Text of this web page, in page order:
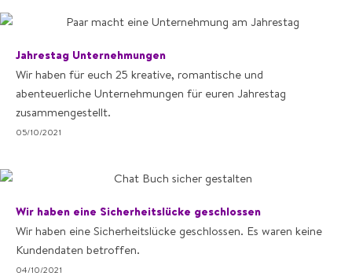
Jahrestag Unternehmungen
Wir haben für euch 25 kreative, romantische und
abenteuerliche Unternehmungen für euren Jahrestag
zusammengestellt.
05/10/2021
Wir haben eine Sicherheitslücke geschlossen
Wir haben eine Sicherheitslücke geschlossen. Es waren keine
Kundendaten betroffen.
04/10/2021